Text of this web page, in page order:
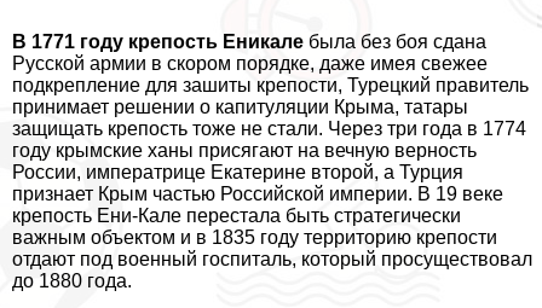
В 1771 году крепость Еникале была без боя сдана
Русской армии в скором порядке, даже имея свежее
подкрепление для зашиты крепости, Турецкий правитель
принимает решении о капитуляции Крыма, татары
защищать крепость тоже не стали. Через три года в 1774
году крымские ханы присягают на вечную верность
России, императрице Екатерине второй, а Турция
признает Крым частью Российской империи. В 19 веке
крепость Ени-Кале перестала быть стратегически
важным объектом и в 1835 году территорию крепости
отдают под военный госпиталь, который просуществовал
до 1880 года.